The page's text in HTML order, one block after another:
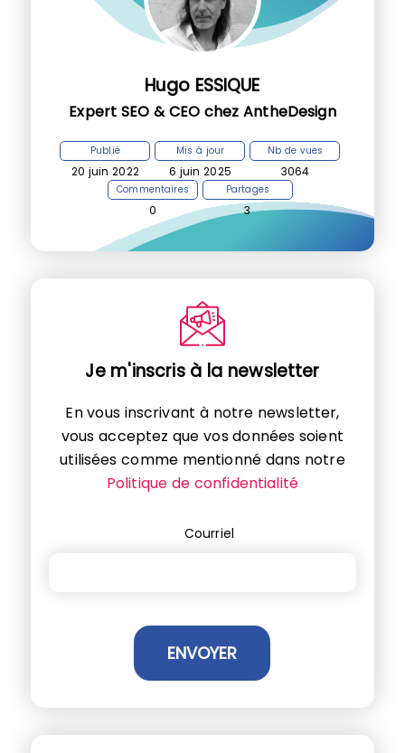
Hugo ESSIQUE
Expert SEO & CEO chez AntheDesign
Publié
20 juin 2022
Mis à jour
6 juin 2025
Nb de vues
3064
Commentaires
0
Partages
3
Je m'inscris à la newsletter
En vous inscrivant à notre newsletter,
vous acceptez que vos données soient
utilisées comme mentionné dans notre
Politique de confidentialité
Courriel